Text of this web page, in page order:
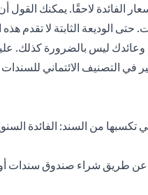
الفائدة لاحقًا. يمكنك القول
الوديعة الثابتة لا تقدم
وعائدك ليس بالضرورة كذلك.
في التصنيف الائتماني
تكسبها من السند: الفائدة
طريق شراء صندوق سندات أو